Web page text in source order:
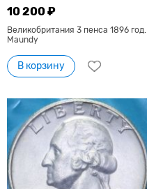
10 200 ₽
Великобритания 3 пенса 1896 год.
Maundy
В корзину